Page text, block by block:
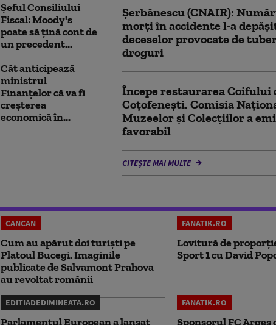
Șeful Consiliului
Fiscal: Moody's
poate să țină cont de
un precedent...
Cât anticipează
ministrul
Finanțelor că va fi
creşterea
economică în...
Şerbănescu (CNAIR):
morţi în accidente l-a
deceselor provocate de
droguri
Începe restaurarea Coifului
Coțofenești. Comisia
Muzeelor şi Colecţiilor a
favorabil
CITEȘTE MAI MULTE
CANCAN
Cum au apărut doi turiști pe
Platoul Bucegi. Imaginile
publicate de Salvamont Prahova
au revoltat românii
FANATIK.RO
Lovitură de
Sport 1 cu David
EDITIADEDIMINEATA.RO
Parlamentul European a lansat
FANATIK.RO
Sponsorul FC Argeș